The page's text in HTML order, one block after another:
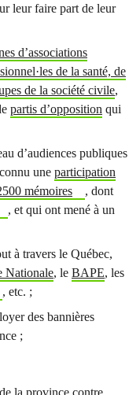
leur faire part de leur
d’associations
de la santé, de
de la société civile,
partis d’oppositionqui
d’audiences publiques
une participation
mémoires
, dont
, et qui ont mené à un
à travers le Québec,
Nationale, le BAPE, les
, etc. ;
des bannières
;